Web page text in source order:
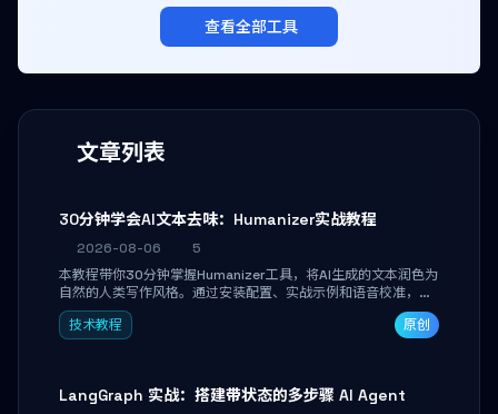
文章列表
30分钟学会AI文本去味：Humanizer实战教程
2026-08-06
5
本教程带你30分钟掌握Humanizer工具，将AI生成的文本润色为
自然的人类写作风格。通过安装配置、实战示例和语音校准，让
你的内容告别AI痕迹，匹配个人写作习惯，适合内容创作者和技
术博主。
技术教程 原创
LangGraph 实战：搭建带状态的多步骤 AI Agent
查看全部工具